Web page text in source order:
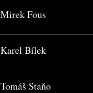
Mirek Fous
Karel Bílek
Tomáš Staňo